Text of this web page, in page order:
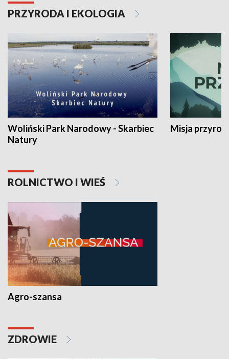
PRZYRODA I EKOLOGIA
Woliński Park Narodowy - Skarbiec
Natury
Misja
ROLNICTWO I WIEŚ
Agro-szansa
ZDROWIE